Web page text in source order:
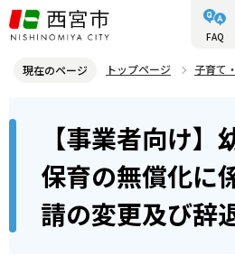
こ
の
ジ
す
FAQ
現在のページ トップページ
子育て
幼児教育・保育の無償化について
退について
ら
【事業者向け】
保育の無償化に
請の変更及び辞